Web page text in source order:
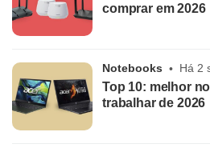
comprar em 2026
Notebooks Há 2
Top 10: melhor
trabalhar de 2026